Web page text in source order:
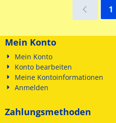
1
Mein Konto
Mein Konto
Konto bearbeiten
Meine Kontoinformationen
Anmelden
Zahlungsmethoden